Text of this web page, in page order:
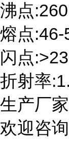
沸点
熔点:46-
闪点
折射率
生产厂
欢迎咨